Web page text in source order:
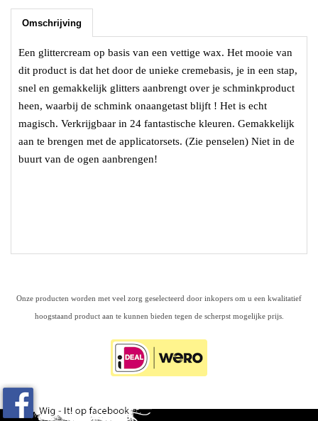
Omschrijving
Een glittercream op basis van een vettige wax. Het mooie van
dit product is dat het door de unieke cremebasis, je in een stap,
snel en gemakkelijk glitters aanbrengt over je schminkproduct
heen, waarbij de schmink onaangetast blijft ! Het is echt
magisch. Verkrijgbaar in 24 fantastische kleuren. Gemakkelijk
aan te brengen met de applicatorsets. (Zie penselen) Niet in de
buurt van de ogen aanbrengen!
Onze producten worden met veel zorg geselecteerd door inkopers om u een kwalitatief
hoogstaand product aan te kunnen bieden tegen de scherpst mogelijke prijs.